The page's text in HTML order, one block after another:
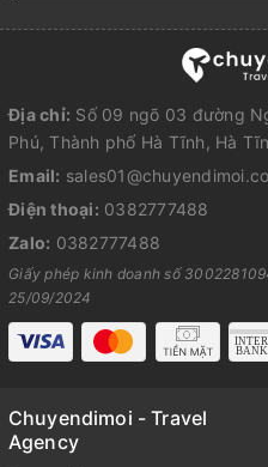
Địa chỉ: Số 09 ngõ 03 đường
Phú, Thành phố Hà Tĩnh, Hà
Email:
Điện thoại: 0382777488
Zalo: 0382777488
Giấy phép kinh doanh số
25/09/2024
Chuyendimoi - Travel
Agency